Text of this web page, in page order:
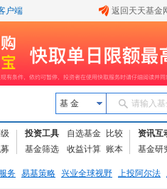
户端 返回天天基金
基 金 请输入
投资工具 自选基金
比较
基金筛选
收益计算 账本
资讯互
基金研
务 易基策略 兴业全球视野 上投阿尔法